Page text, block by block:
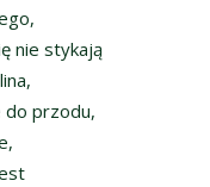
nie stykają
do przodu,